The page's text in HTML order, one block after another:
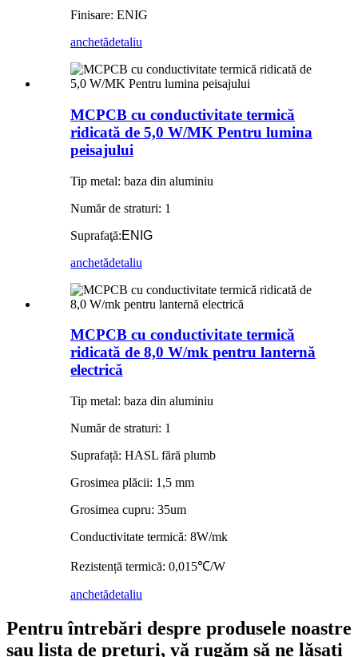
Finisare: ENIG
anchetădetaliu
MCPCB cu conductivitate termică
ridicată de 5,0 W/MK Pentru lumina
peisajului
Tip metal: baza din aluminiu
Număr de straturi: 1
Suprafaţă:ENIG
anchetădetaliu
MCPCB cu conductivitate termică
ridicată de 8,0 W/mk pentru lanternă
electrică
Tip metal: baza din aluminiu
Număr de straturi: 1
Suprafață: HASL fără plumb
Grosimea plăcii: 1,5 mm
Grosimea cupru: 35um
Conductivitate termică: 8W/mk
Rezistență termică: 0,015℃/W
anchetădetaliu
Pentru întrebări despre produsele noastre
sau lista de prețuri, vă rugăm să ne lăsați